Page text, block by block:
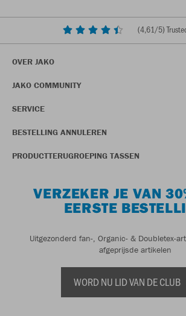
(4,61/5)
OVER JAKO
JAKO COMMUNITY
SERVICE
BESTELLING ANNULEREN
PRODUCTTERUGROEPING TASSEN
VERZEKER JE VAN
EERSTE
Uitgezonderd fan-, Organic- & Doubletex-
afgeprijsde artikelen
WORD NU LID VAN DE CLUB